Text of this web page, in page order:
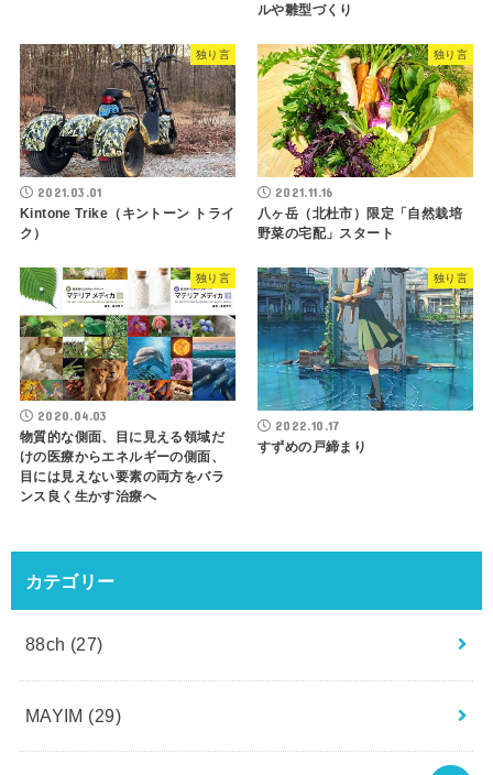
ルや雛型づくり
独り言
2021.03.01
Kintone Trike（キントーン トライ
ク）
独り言
2021.11.16
八ヶ岳（北杜市）限定「自然栽培
野菜の宅配」スタート
独り言
2020.04.03
物質的な側面、目に見える領域だ
けの医療からエネルギーの側面、
目には見えない要素の両方をバラ
ンス良く生かす治療へ
独り言
2022.10.17
すずめの戸締まり
カテゴリー
88ch (27)
MAYIM (29)